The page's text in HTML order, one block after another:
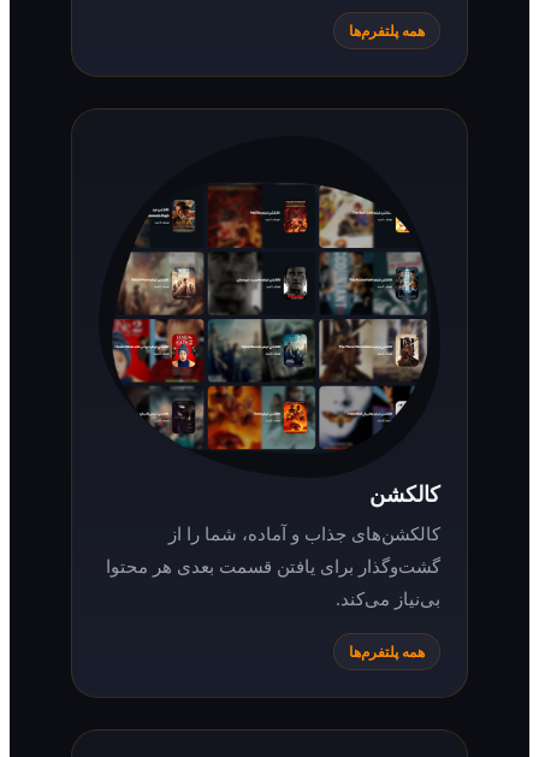
همه پلتفرم‌ها
کالکشن‌های جذاب و آماده، شما را از
گشت‌وگذار برای یافتن قسمت بعدی هر محتوا
بی‌نیاز می‌کند.
همه پلتفرم‌ها